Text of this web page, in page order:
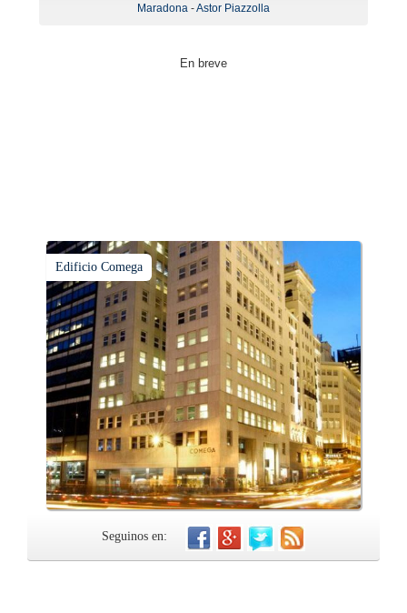
Maradona -Astor Piazzolla
En breve
Edificio Comega
Seguinos en: